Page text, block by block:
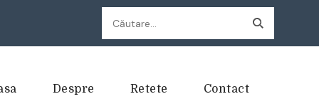
Caută
după:
Despre Retete Contact